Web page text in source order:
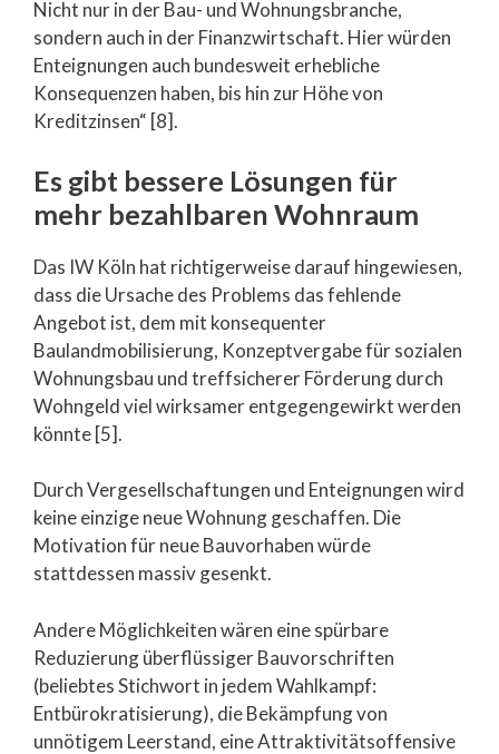
Nicht nur in der Bau- und Wohnungsbranche,
sondern auch in der Finanzwirtschaft. Hier würden
Enteignungen auch bundesweit erhebliche
Konsequenzen haben, bis hin zur Höhe von
Kreditzinsen“ [8].
Es gibt bessere Lösungen für
mehr bezahlbaren Wohnraum
Das IW Köln hat richtigerweise darauf hingewiesen,
dass die Ursache des Problems das fehlende
Angebot ist, dem mit konsequenter
Baulandmobilisierung, Konzeptvergabe für sozialen
Wohnungsbau und treffsicherer Förderung durch
Wohngeld viel wirksamer entgegengewirkt werden
könnte [5].
Durch Vergesellschaftungen und Enteignungen wird
keine einzige neue Wohnung geschaffen. Die
Motivation für neue Bauvorhaben würde
stattdessen massiv gesenkt.
Andere Möglichkeiten wären eine spürbare
Reduzierung überflüssiger Bauvorschriften
(beliebtes Stichwort in jedem Wahlkampf:
Entbürokratisierung), die Bekämpfung von
unnötigem Leerstand, eine Attraktivitätsoffensive